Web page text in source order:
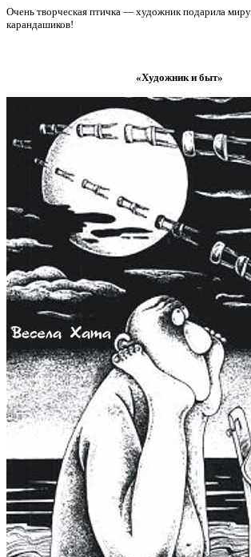
Очень творческая птичка — художник подарила
карандашиков!
«Художник и быт»